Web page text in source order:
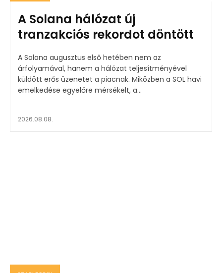
A Solana hálózat új
tranzakciós rekordot döntött
A Solana augusztus első hetében nem az
árfolyamával, hanem a hálózat teljesítményével
küldött erős üzenetet a piacnak. Miközben a SOL havi
emelkedése egyelőre mérsékelt, a...
2026.08.08.